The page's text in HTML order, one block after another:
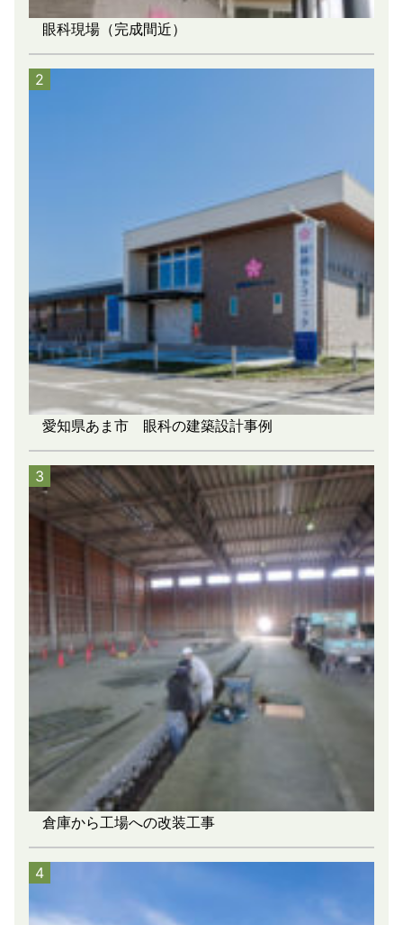
眼科現場（完成間近）
2
愛知県あま市 眼科の建築設計事例
3
倉庫から工場への改装工事
4